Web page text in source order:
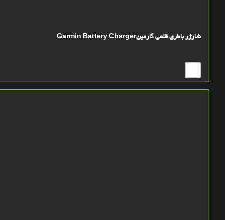
شارژر باطری قلمی گارمینGarmin Battery Charger